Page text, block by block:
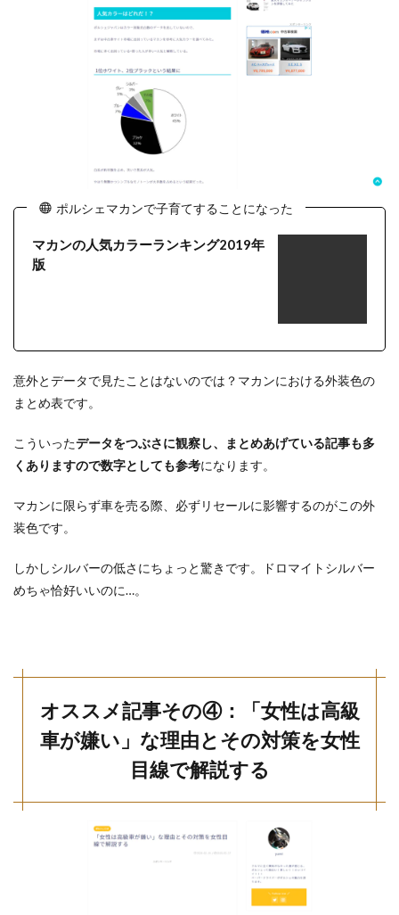
ポルシェマカンで子育てすることになった
マカンの人気カラーランキング2019年
版
意外とデータで見たことはないのでは？マカンにおける外装色の
まとめ表です。
こういったデータをつぶさに観察し、まとめあげている記事も多
くありますので数字としても参考になります。
マカンに限らず車を売る際、必ずリセールに影響するのがこの外
装色です。
しかしシルバーの低さにちょっと驚きです。ドロマイトシルバー
めちゃ恰好いいのに…。
オススメ記事その④：「女性は高級
車が嫌い」な理由とその対策を女性
目線で解説する